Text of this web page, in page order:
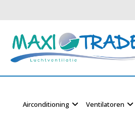
Airconditioning Ventilatoren